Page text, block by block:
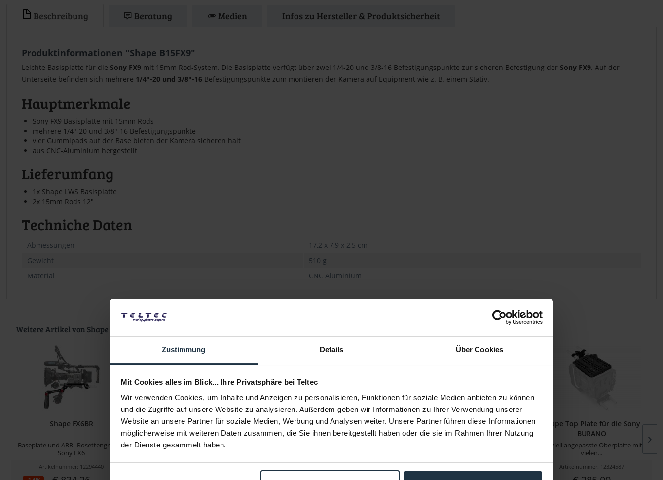
Zustimmung Details Über Cookies
Mit Cookies alles im Blick... Ihre Privatsphäre bei Teltec
Wir verwenden Cookies, um Inhalte und Anzeigen zu personalisieren, Funktionen für soziale Medien anbieten zu können
und die Zugriffe auf unsere Website zu analysieren. Außerdem geben wir Informationen zu Ihrer Verwendung unserer
Website an unsere Partner für soziale Medien, Werbung und Analysen weiter. Unsere Partner führen diese Informationen
möglicherweise mit weiteren Daten zusammen, die Sie ihnen bereitgestellt haben oder die sie im Rahmen Ihrer Nutzung
der Dienste gesammelt haben.
Beschreibung Beratung Medien Infos zu Hersteller & Produktsicherheit
Produktinformationen "Shape B15FX9"
Leichte Basisplatte für die Sony FX9 mit 15mm Rod-System. Die Basisplatte verfügt über zwei 1/4-20 und 3/8-16 Befestigungspunkte zur sicheren Befestigung der Sony FX9. Auf der
Unterseite befinden sich mehrere 1/4"-20 und 3/8"-16 Befestigungspunkte zum montieren der Kamera auf Equipment wie z. B. einem Stativ.
Hauptmerkmale
Sony FX9 Basisplatte mit 15mm Rods
mehrere 1/4"-20 und 3/8"-16 Befestigungspunkte
vier Gummipads auf der Base bieten der Kamera sicheren halt
aus CNC-Aluminium hergestellt
Lieferumfang
1x Shape LWS Basisplatte
2x 15mm Rods 12"
Techniche Daten
Abmessungen
17,2 x 7,9 x 2,5 cm
Gewicht
510 g
Material
CNC Aluminium
Weitere Artikel von Shape ansehen
Shape FX6BR
Baseplate und ARRI-Rosettengriff für
Sony FX6
Artikelnummer: 12294440
Shape EVAAP
Adapterplatte für Panasonic AU-EVA1
Shape ENGBP Baseplate für ENG-
Style Camcorder
Shape VN15D
Shape Top Plate für die Sony
BURANO
speziell angepasste Oberplatte mit
vielen...
Artikelnummer: 12324587